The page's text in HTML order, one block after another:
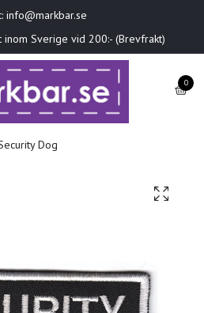
info@markbar.se
Sverige vid 200:- (Brevfrakt)
0
Dog